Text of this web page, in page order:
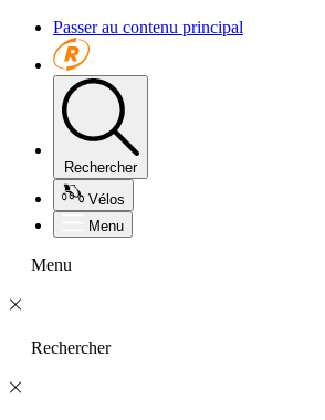
Passer au contenu principal
Rechercher
Vélos
Menu
Menu
Rechercher